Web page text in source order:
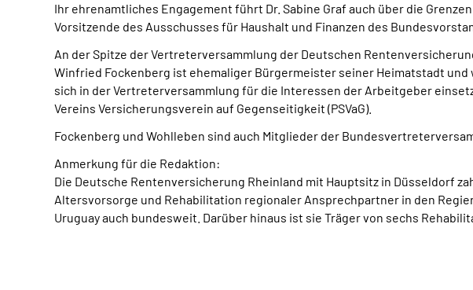
Ihr ehrenamtliches Engagement führt Dr. Sabine Graf auch über die
Vorsitzende des Ausschusses für Haushalt und Finanzen des
An der Spitze der Vertreterversammlung der Deutschen
Winfried Fockenberg ist ehemaliger Bürgermeister seiner Heimatstadt und
sich in der Vertreterversammlung für die Interessen der Arbeitgeber
Vereins Versicherungsverein auf Gegenseitigkeit (PSVaG).
Fockenberg und Wohlleben sind auch Mitglieder der
Anmerkung für die Redaktion:
Die Deutsche Rentenversicherung Rheinland mit Hauptsitz in Düsseldorf
Altersvorsorge und Rehabilitation regionaler Ansprechpartner in den
Uruguay auch bundesweit. Darüber hinaus ist sie Träger von sechs